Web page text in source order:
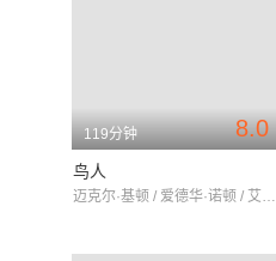
8.0
119分钟
鸟人
迈克尔·基顿 / 爱德华·诺顿 / 艾玛·斯通